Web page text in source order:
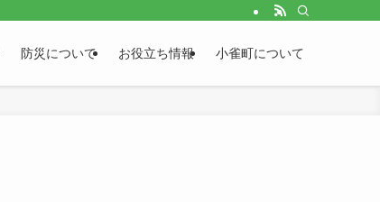
防災について お役立ち情報 小雀町について